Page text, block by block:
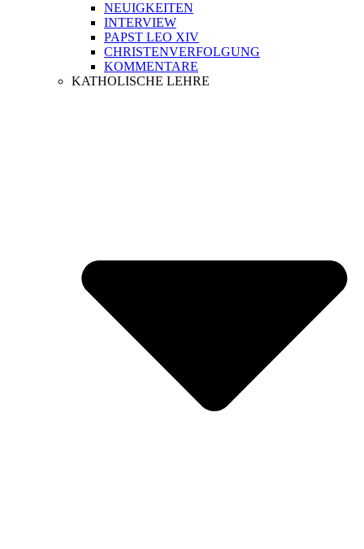
NEUIGKEITEN
INTERVIEW
PAPST LEO XIV
CHRISTENVERFOLGUNG
KOMMENTARE
KATHOLISCHE LEHRE